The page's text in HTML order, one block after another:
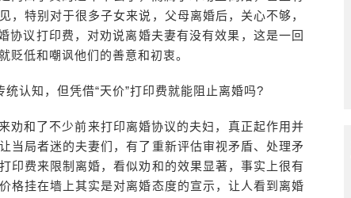
特别对于很多子女来说，父母离婚后，关心不够，
协议打印费，对劝说离婚夫妻有没有效果，这是一回
贬低和嘲讽他们的善意和初衷。
认知，但凭借“天价”打印费就能阻止离婚吗?
劝和了不少前来打印离婚协议的夫妇，真正起作用并
当局者迷的夫妻们，有了重新评估审视矛盾、处理矛
印费来限制离婚，看似劝和的效果显著，事实上很有
格挂在墙上其实是对离婚态度的宣示，让人看到离婚